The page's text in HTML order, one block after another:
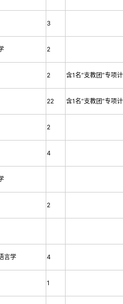
3
2
2 含1名“支教团”专项
22 含1名“支教团”专项
2
4
2
言学 4
1